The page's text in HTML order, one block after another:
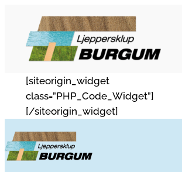
inhoud
[siteorigin_widget
class=”PHP_Code_Widget”]
[/siteorigin_widget]